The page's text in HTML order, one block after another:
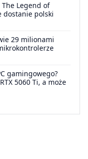
Legend of
dostanie polski
29 milionami
gamingowego?
5060 Ti, a może